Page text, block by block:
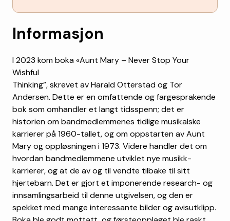
Informasjon
I 2023 kom boka «Aunt Mary – Never Stop Your
Wishful
Thinking”, skrevet av Harald Otterstad og Tor
Andersen. Dette er en omfattende og fargesprakende
bok som omhandler et langt tidsspenn; det er
historien om bandmedlemmenes tidlige musikalske
karrierer på 1960-tallet, og om oppstarten av Aunt
Mary og oppløsningen i 1973. Videre handler det om
hvordan bandmedlemmene utviklet nye musikk-
karrierer, og at de av og til vendte tilbake til sitt
hjertebarn. Det er gjort et imponerende research- og
innsamlingsarbeid til denne utgivelsen, og den er
spekket med mange interessante bilder og avisutklipp.